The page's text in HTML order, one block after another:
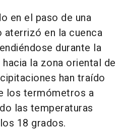
en el paso de una
aterrizó en la cuenca
durante la
la zona oriental de
han traído
los termómetros a
las temperaturas
18 grados.